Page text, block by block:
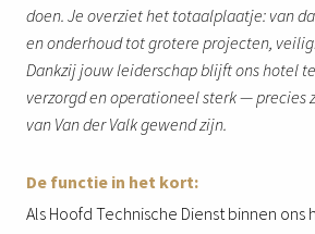
doen. Je overziet het totaalplaatje: van
en onderhoud tot grotere projecten,
Dankzij jouw leiderschap blijft ons hotel
verzorgd en operationeel sterk — precies
van Van der Valk gewend zijn.
De functie in het kort:
Als Hoofd Technische Dienst binnen ons